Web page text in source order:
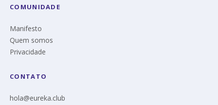
COMUNIDADE
Manifesto
Quem somos
Privacidade
CONTATO
hola@eureka.club